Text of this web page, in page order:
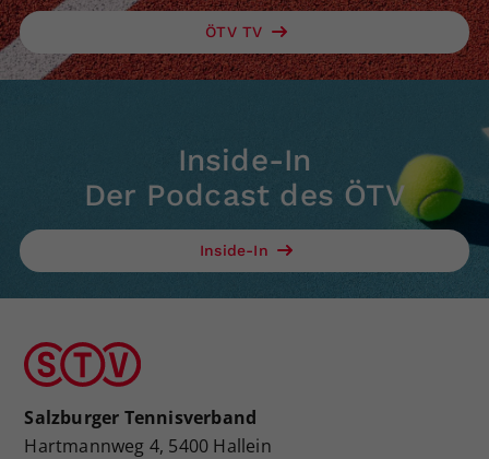
ÖTV TV
Inside-In
Der Podcast des ÖTV
Inside-In
Salzburger Tennisverband
Hartmannweg 4, 5400 Hallein